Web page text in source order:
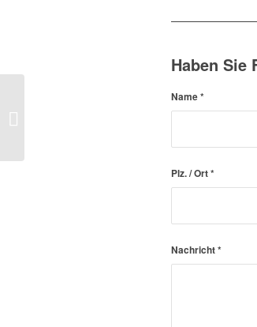
Haben Sie
Name*
Plz. / Ort*
Nachricht*